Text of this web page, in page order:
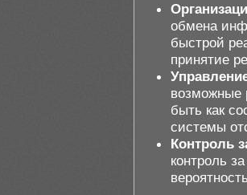
обмена
быстрой
принятие
возможные
быть как
системы
Контроль
контроль